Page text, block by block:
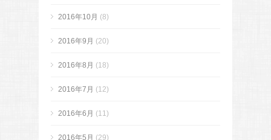
2016年10月 (8)
2016年9月 (20)
2016年8月 (18)
2016年7月 (12)
2016年6月 (11)
2016年5月 (29)